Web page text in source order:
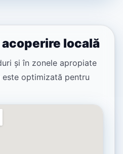
locală
și în zonele apropiate
optimizată pentru